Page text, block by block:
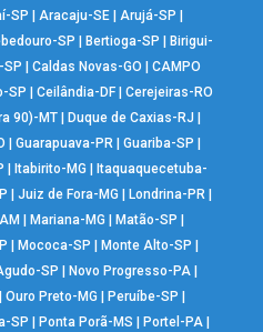
SP | Aracaju-SE| Arujá-SP |
SP | Bertioga-SP | Birigui-
SP |Caldas Novas-GO |CAMPO
SP | Ceilândia-DF| Cerejeiras-RO
90)-MT| Duque de Caxias-RJ |
|Guarapuava-PR |Guariba-SP |
|Itabirito-MG |Itaquaquecetuba-
|Juiz de Fora-MG |Londrina-PR |
|Mariana-MG |Matão-SP |
|Mococa-SP |Monte Alto-SP |
SP |Novo Progresso-PA |
|Ouro Preto-MG |Peruíbe-SP |
SP | Ponta Porã-MS | Portel-PA|